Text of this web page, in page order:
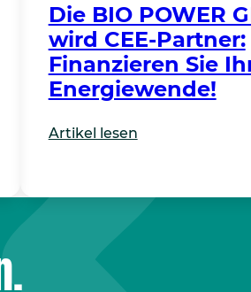
Die BIO POWER
wird CEE-Partner:
Finanzieren Sie
Energiewende!
Artikel lesen